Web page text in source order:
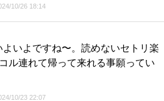
10/26 18:14
いよですね〜。読めないセトリ楽
ル連れて帰って来れる事願ってい
10/23 22:07